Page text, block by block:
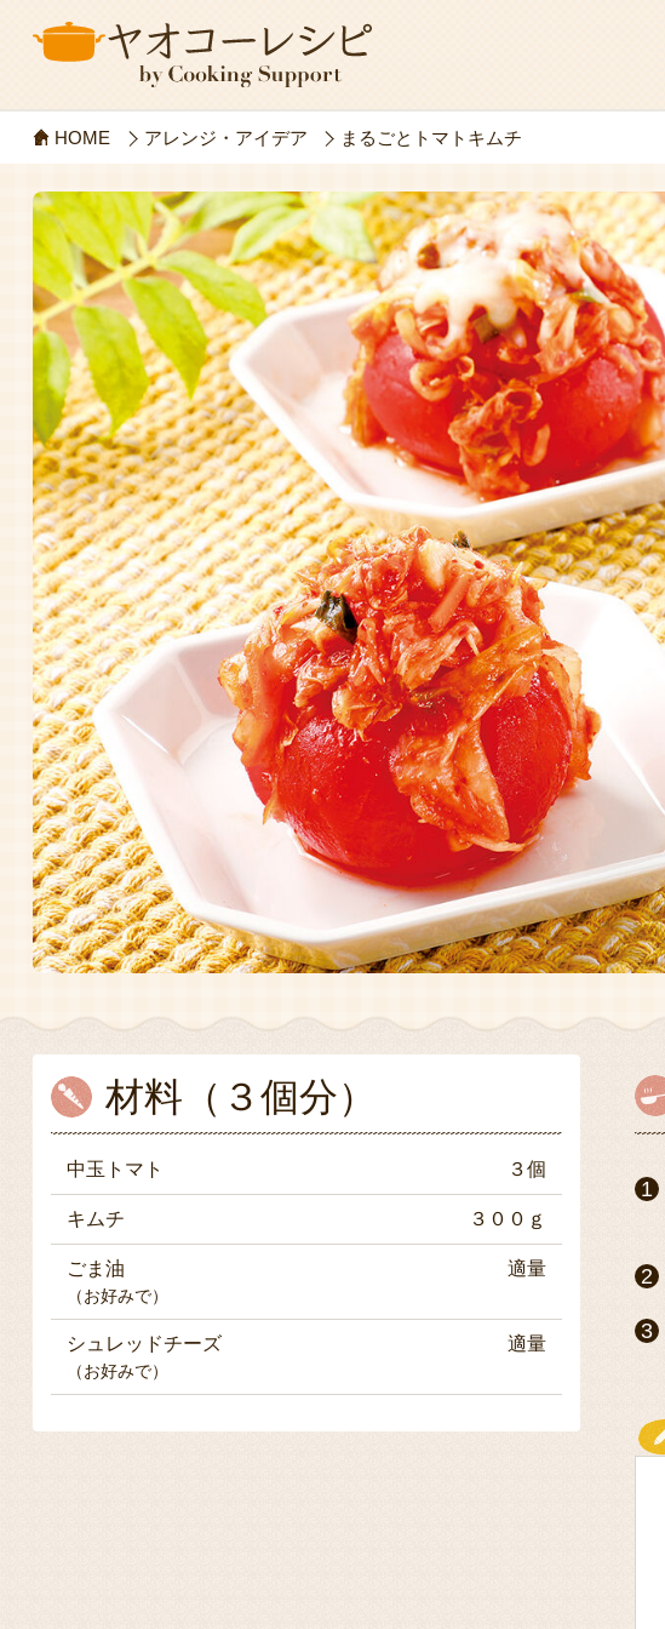
HOME アレンジ・アイデア まるごとトマトキムチ
材料（３個分）
中玉トマト ３個
キムチ ３００ｇ
ごま油 適量
（お好みで）
シュレッドチーズ 適量
（お好みで）